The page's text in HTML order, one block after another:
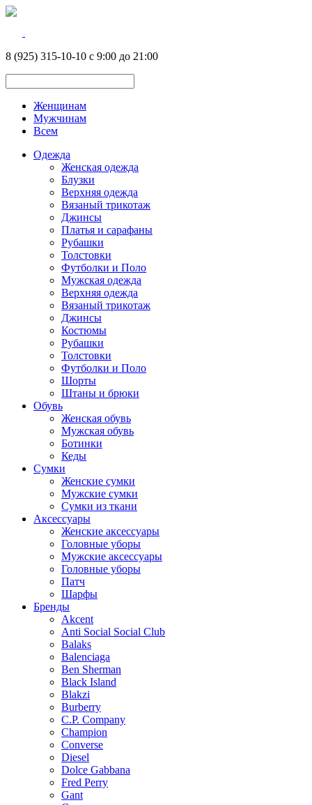
8 (925) 315-10-10 с 9:00 до 21:00
Женщинам
Мужчинам
Всем
Одежда
Женская одежда
Блузки
Верхняя одежда
Вязаный трикотаж
Джинсы
Платья и сарафаны
Рубашки
Толстовки
Футболки и Поло
Мужская одежда
Верхняя одежда
Вязаный трикотаж
Джинсы
Костюмы
Рубашки
Толстовки
Футболки и Поло
Шорты
Штаны и брюки
Обувь
Женская обувь
Мужская обувь
Ботинки
Кеды
Сумки
Женские сумки
Мужские сумки
Сумки из ткани
Аксессуары
Женские аксессуары
Головные уборы
Мужские аксессуары
Головные уборы
Патч
Шарфы
Бренды
Akcent
Anti Social Social Club
Balaks
Balenciaga
Ben Sherman
Black Island
Blakzi
Burberry
C.P. Company
Champion
Converse
Diesel
Dolce Gabbana
Fred Perry
Gant